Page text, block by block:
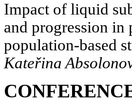
Impact of liquid
and progression
population-based
Kateřina